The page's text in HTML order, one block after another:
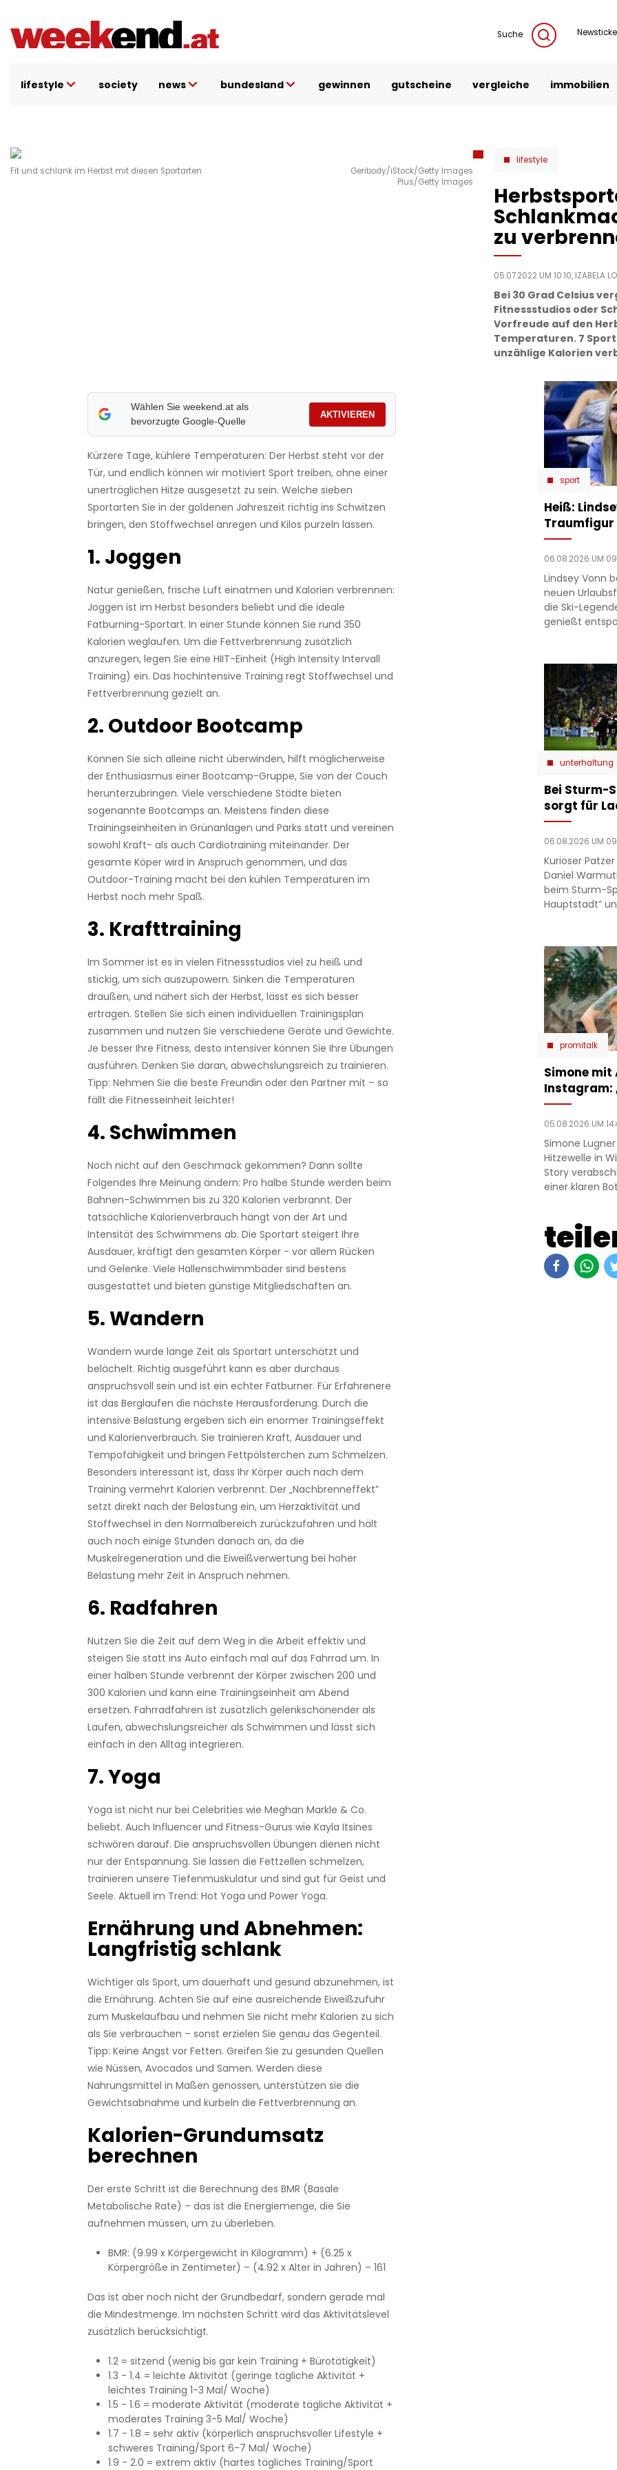
Inhalt
Suche
lifestyle society news bundesland gewinnen gutscheine vergleiche immobilien
Fit und schlank im Herbst mit diesen Sportarten
Geribody/iStock/Getty Images
Plus/Getty Images
lifestyle
zu
05.07.2022 UM 10:10, IZABELA
Bei 30 Grad Celsius
Fitnessstudios oder
Vorfreude auf den
Temperaturen. 7
unzählige Kalorien
Wählen Sie weekend.at als
bevorzugte Google-Quelle
AKTIVIEREN
Kürzere Tage, kühlere Temperaturen: Der Herbst steht vor der
Tür, und endlich können wir motiviert Sport treiben, ohne einer
unerträglichen Hitze ausgesetzt zu sein. Welche sieben
Sportarten Sie in der goldenen Jahreszeit richtig ins Schwitzen
bringen, den Stoffwechsel anregen und Kilos purzeln lassen.
1. Joggen
Natur genießen, frische Luft einatmen und Kalorien verbrennen:
Joggen ist im Herbst besonders beliebt und die ideale
Fatburning-Sportart. In einer Stunde können Sie rund 350
Kalorien weglaufen. Um die Fettverbrennung zusätzlich
anzuregen, legen Sie eine HIIT-Einheit (High Intensity Intervall
Training) ein. Das hochintensive Training regt Stoffwechsel und
Fettverbrennung gezielt an.
2. Outdoor Bootcamp
Können Sie sich alleine nicht überwinden, hilft möglicherweise
der Enthusiasmus einer Bootcamp-Gruppe, Sie von der Couch
herunterzubringen. Viele verschiedene Städte bieten
sogenannte Bootcamps an. Meistens finden diese
Trainingseinheiten in Grünanlagen und Parks statt und vereinen
sowohl Kraft- als auch Cardiotraining miteinander. Der
gesamte Köper wird in Anspruch genommen, und das
Outdoor-Training macht bei den kühlen Temperaturen im
Herbst noch mehr Spaß.
3. Krafttraining
Im Sommer ist es in vielen Fitnessstudios viel zu heiß und
stickig, um sich auszupowern. Sinken die Temperaturen
draußen, und nähert sich der Herbst, lässt es sich besser
ertragen. Stellen Sie sich einen individuellen Trainingsplan
zusammen und nutzen Sie verschiedene Geräte und Gewichte.
Je besser Ihre Fitness, desto intensiver können Sie Ihre Übungen
ausführen. Denken Sie daran, abwechslungsreich zu trainieren.
Tipp: Nehmen Sie die beste Freundin oder den Partner mit – so
fällt die Fitnesseinheit leichter!
4. Schwimmen
Noch nicht auf den Geschmack gekommen? Dann sollte
Folgendes Ihre Meinung ändern: Pro halbe Stunde werden beim
Bahnen-Schwimmen bis zu 320 Kalorien verbrannt. Der
tatsächliche Kalorienverbrauch hängt von der Art und
Intensität des Schwimmens ab. Die Sportart steigert Ihre
Ausdauer, kräftigt den gesamten Körper - vor allem Rücken
und Gelenke. Viele Hallenschwimmbäder sind bestens
ausgestattet und bieten günstige Mitgliedschaften an.
5. Wandern
Wandern wurde lange Zeit als Sportart unterschätzt und
belächelt. Richtig ausgeführt kann es aber durchaus
anspruchsvoll sein und ist ein echter Fatburner. Für Erfahrenere
ist das Berglaufen die nächste Herausforderung. Durch die
intensive Belastung ergeben sich ein enormer Trainingseffekt
und Kalorienverbrauch. Sie trainieren Kraft, Ausdauer und
Tempofähigkeit und bringen Fettpölsterchen zum Schmelzen.
Besonders interessant ist, dass Ihr Körper auch nach dem
Training vermehrt Kalorien verbrennt. Der „Nachbrenneffekt”
setzt direkt nach der Belastung ein, um Herzaktivität und
Stoffwechsel in den Normalbereich zurückzufahren und hält
auch noch einige Stunden danach an, da die
Muskelregeneration und die Eiweißverwertung bei hoher
Belastung mehr Zeit in Anspruch nehmen.
6. Radfahren
Nutzen Sie die Zeit auf dem Weg in die Arbeit effektiv und
steigen Sie statt ins Auto einfach mal auf das Fahrrad um. In
einer halben Stunde verbrennt der Körper zwischen 200 und
300 Kalorien und kann eine Trainingseinheit am Abend
ersetzen. Fahrradfahren ist zusätzlich gelenkschonender als
Laufen, abwechslungsreicher als Schwimmen und lässt sich
einfach in den Alltag integrieren.
7. Yoga
Yoga ist nicht nur bei Celebrities wie Meghan Markle & Co.
beliebt. Auch Influencer und Fitness-Gurus wie Kayla Itsines
schwören darauf. Die anspruchsvollen Übungen dienen nicht
nur der Entspannung. Sie lassen die Fettzellen schmelzen,
trainieren unsere Tiefenmuskulatur und sind gut für Geist und
Seele. Aktuell im Trend: Hot Yoga und Power Yoga.
Ernährung und Abnehmen:
Langfristig schlank
Wichtiger als Sport, um dauerhaft und gesund abzunehmen, ist
die Ernährung. Achten Sie auf eine ausreichende Eiweißzufuhr
zum Muskelaufbau und nehmen Sie nicht mehr Kalorien zu sich
als Sie verbrauchen – sonst erzielen Sie genau das Gegenteil.
Tipp: Keine Angst vor Fetten. Greifen Sie zu gesunden Quellen
wie Nüssen, Avocados und Samen. Werden diese
Nahrungsmittel in Maßen genossen, unterstützen sie die
Gewichtsabnahme und kurbeln die Fettverbrennung an.
Kalorien-Grundumsatz
berechnen
Der erste Schritt ist die Berechnung des BMR (Basale
Metabolische Rate) – das ist die Energiemenge, die Sie
aufnehmen müssen, um zu überleben.
BMR: (9.99 x Körpergewicht in Kilogramm) + (6.25 x
Körpergröße in Zentimeter) – (4.92 x Alter in Jahren) – 161
Das ist aber noch nicht der Grundbedarf, sondern gerade mal
die Mindestmenge. Im nächsten Schritt wird das Aktivitätslevel
zusätzlich berücksichtigt.
1.2 = sitzend (wenig bis gar kein Training + Bürotätigkeit)
1.3 - 1.4 = leichte Aktivität (geringe tägliche Aktivität +
leichtes Training 1-3 Mal/ Woche)
1.5 - 1.6 = moderate Aktivität (moderate tägliche Aktivität +
moderates Training 3-5 Mal/ Woche)
1.7 - 1.8 = sehr aktiv (körperlich anspruchsvoller Lifestyle +
schweres Training/Sport 6-7 Mal/ Woche)
1.9 - 2.0 = extrem aktiv (hartes tägliches Training/Sport
sport
Heiß:
Traumfigur
06.08.2026 UM
Lindsey Vonn
neuen
die Ski-
genießt
unterhaltung
Bei Sturm-
sorgt für
06.08.2026 UM
Kurioser
Daniel
beim Sturm-
Hauptstadt”
promitalk
Simone mit
Instagram:
05.08.2026 UM
Simone
Hitzewelle in
Story
einer klaren